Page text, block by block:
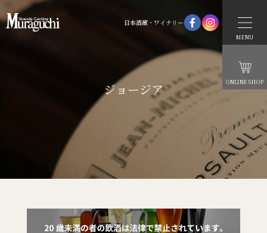
日本酒蔵・ワイナリー
MENU
ONLINE SHOP
ジョージア